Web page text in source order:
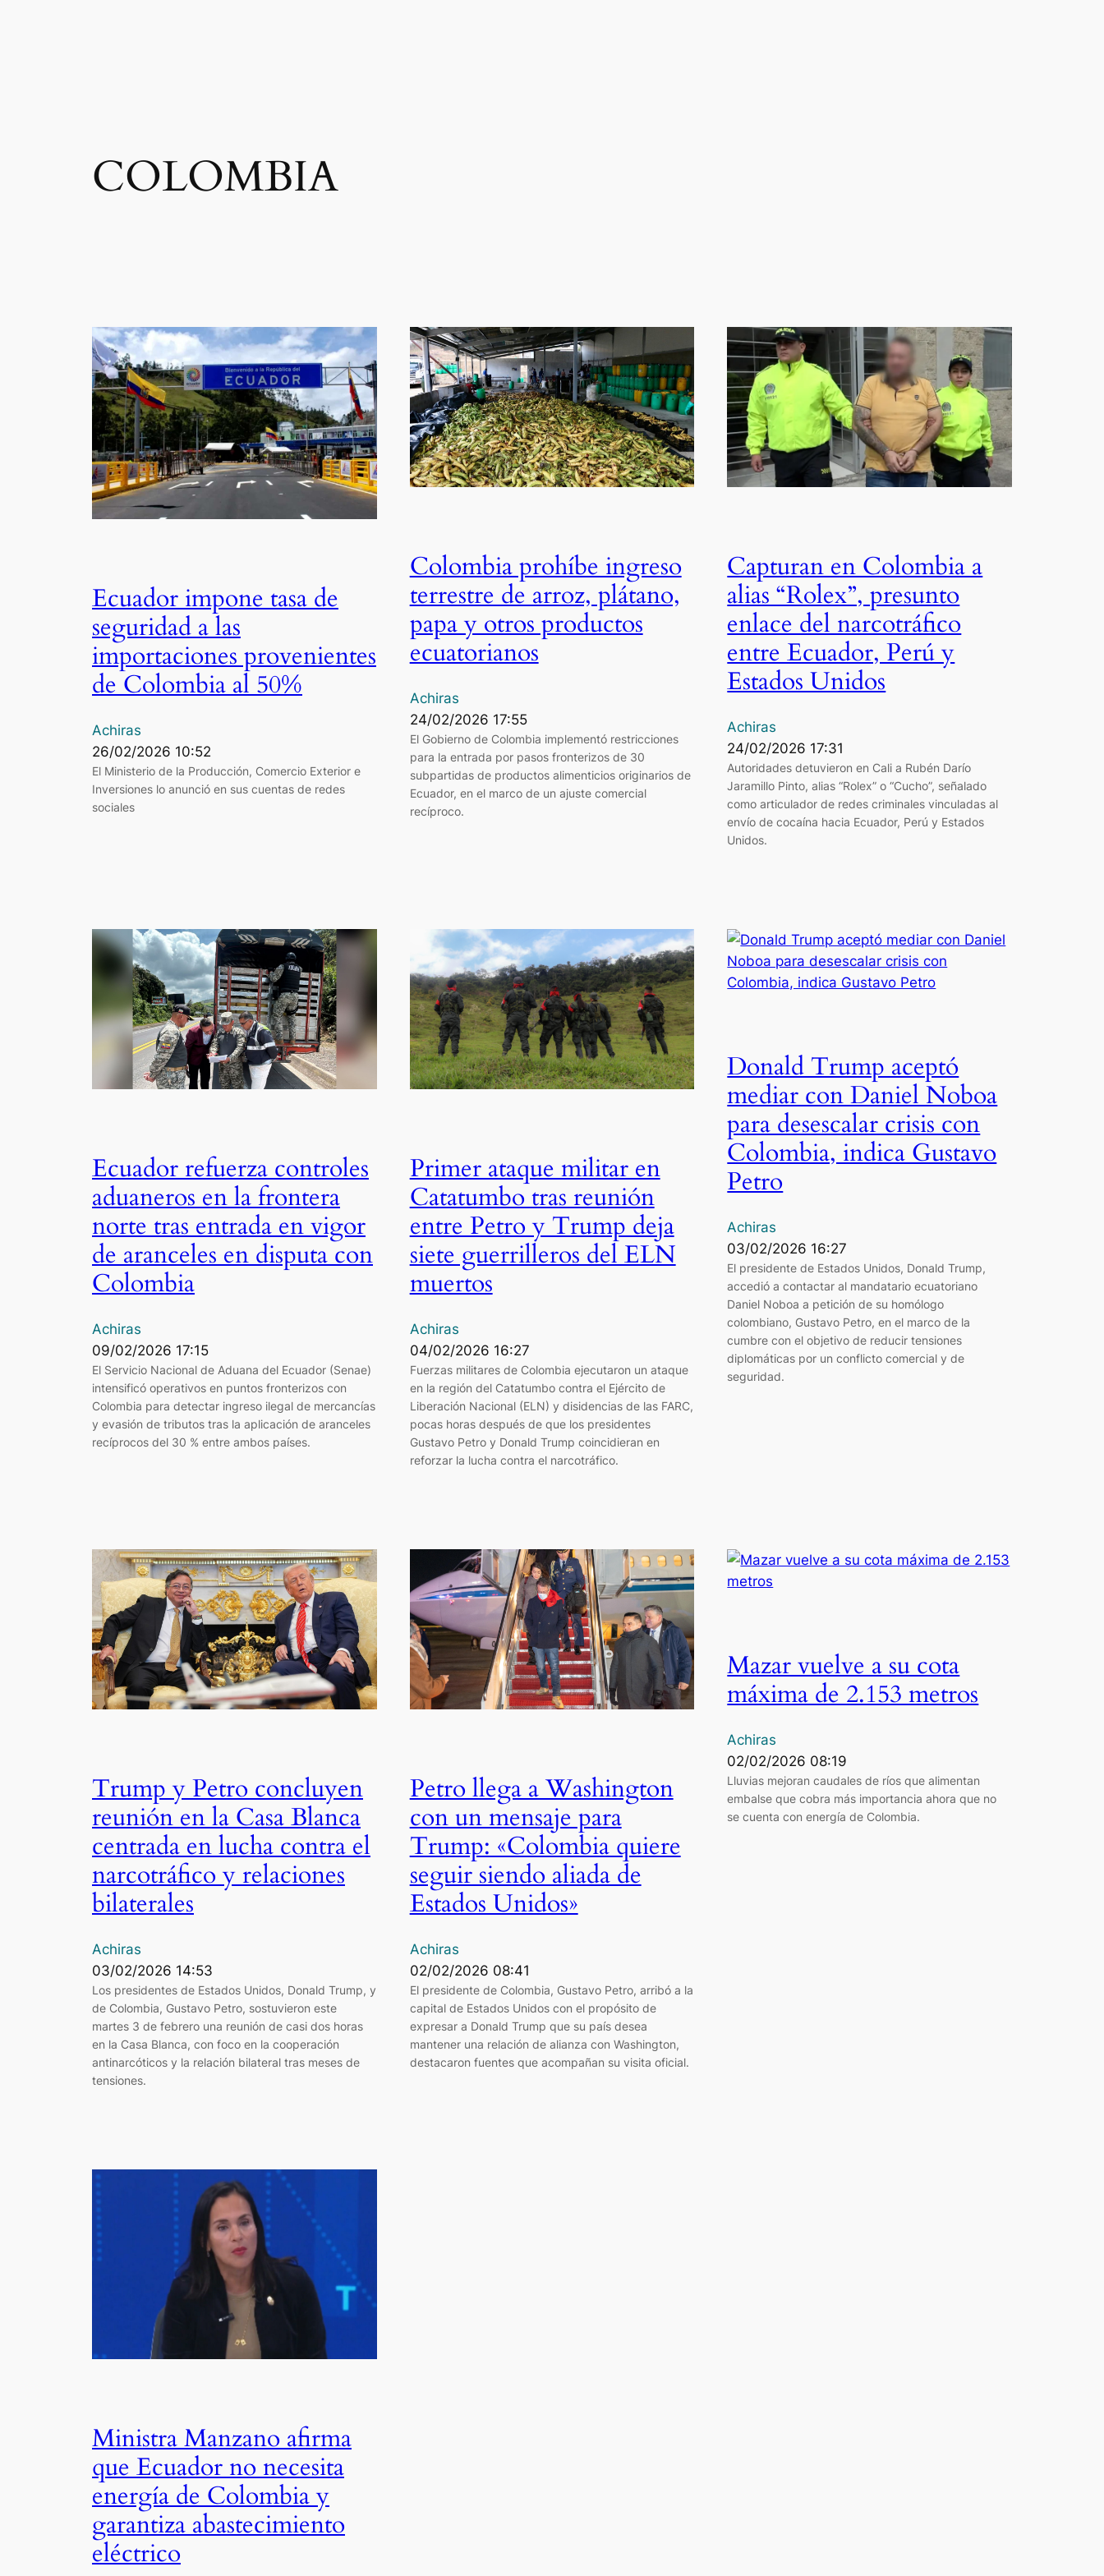
COLOMBIA
Ecuador impone tasa de
seguridad a las
importaciones provenientes
de Colombia al 50%
Achiras
26/02/2026 10:52
El Ministerio de la Producción, Comercio Exterior e
Inversiones lo anunció en sus cuentas de redes
sociales
Colombia prohíbe ingreso
terrestre de arroz, plátano,
papa y otros productos
ecuatorianos
Achiras
24/02/2026 17:55
El Gobierno de Colombia implementó restricciones
para la entrada por pasos fronterizos de 30
subpartidas de productos alimenticios originarios de
Ecuador, en el marco de un ajuste comercial
recíproco.
Capturan en Colombia a
alias “Rolex”, presunto
enlace del narcotráfico
entre Ecuador, Perú y
Estados Unidos
Achiras
24/02/2026 17:31
Autoridades detuvieron en Cali a Rubén Darío
Jaramillo Pinto, alias “Rolex” o “Cucho”, señalado
como articulador de redes criminales vinculadas al
envío de cocaína hacia Ecuador, Perú y Estados
Unidos.
Ecuador refuerza controles
aduaneros en la frontera
norte tras entrada en vigor
de aranceles en disputa con
Colombia
Achiras
09/02/2026 17:15
El Servicio Nacional de Aduana del Ecuador (Senae)
intensificó operativos en puntos fronterizos con
Colombia para detectar ingreso ilegal de mercancías
y evasión de tributos tras la aplicación de aranceles
recíprocos del 30 % entre ambos países.
Primer ataque militar en
Catatumbo tras reunión
entre Petro y Trump deja
siete guerrilleros del ELN
muertos
Achiras
04/02/2026 16:27
Fuerzas militares de Colombia ejecutaron un ataque
en la región del Catatumbo contra el Ejército de
Liberación Nacional (ELN) y disidencias de las FARC,
pocas horas después de que los presidentes
Gustavo Petro y Donald Trump coincidieran en
reforzar la lucha contra el narcotráfico.
Donald Trump aceptó
mediar con Daniel Noboa
para desescalar crisis con
Colombia, indica Gustavo
Petro
Achiras
03/02/2026 16:27
El presidente de Estados Unidos, Donald Trump,
accedió a contactar al mandatario ecuatoriano
Daniel Noboa a petición de su homólogo
colombiano, Gustavo Petro, en el marco de la
cumbre con el objetivo de reducir tensiones
diplomáticas por un conflicto comercial y de
seguridad.
Trump y Petro concluyen
reunión en la Casa Blanca
centrada en lucha contra el
narcotráfico y relaciones
bilaterales
Achiras
03/02/2026 14:53
Los presidentes de Estados Unidos, Donald Trump, y
de Colombia, Gustavo Petro, sostuvieron este
martes 3 de febrero una reunión de casi dos horas
en la Casa Blanca, con foco en la cooperación
antinarcóticos y la relación bilateral tras meses de
tensiones.
Petro llega a Washington
con un mensaje para
Trump: «Colombia quiere
seguir siendo aliada de
Estados Unidos»
Achiras
02/02/2026 08:41
El presidente de Colombia, Gustavo Petro, arribó a la
capital de Estados Unidos con el propósito de
expresar a Donald Trump que su país desea
mantener una relación de alianza con Washington,
destacaron fuentes que acompañan su visita oficial.
Mazar vuelve a su cota
máxima de 2.153 metros
Achiras
02/02/2026 08:19
Lluvias mejoran caudales de ríos que alimentan
embalse que cobra más importancia ahora que no
se cuenta con energía de Colombia.
Ministra Manzano afirma
que Ecuador no necesita
energía de Colombia y
garantiza abastecimiento
eléctrico